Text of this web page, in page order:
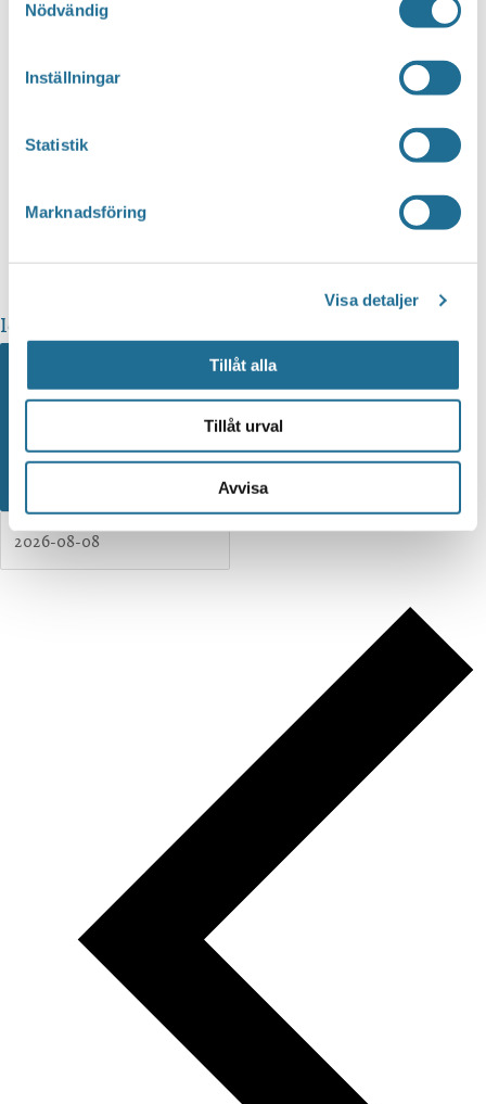
Nödvändig
Inställningar
Statistik
Marknadsföring
Visa detaljer
Tillåt alla
Tillåt urval
Avvisa
Idag
Kommande Välj datum.